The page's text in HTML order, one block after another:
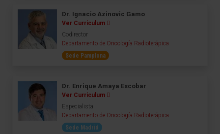
Dr. Ignacio Azinovic Gamo
Ver Curriculum
Codirector
Departamento de Oncología Radioterápica
Sede Pamplona
Dr. Enrique Amaya Escobar
Ver Curriculum
Especialista
Departamento de Oncología Radioterápica
Sede Madrid